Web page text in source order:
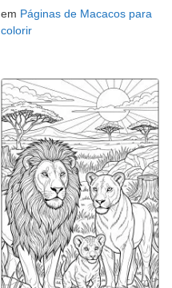
em Páginas de Macacos para
colorir